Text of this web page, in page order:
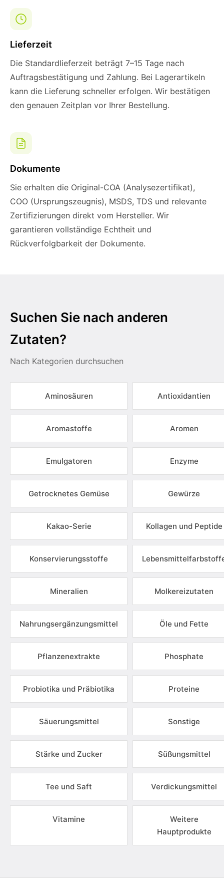
Lieferzeit
Die Standardlieferzeit beträgt 7–15 Tage nach
Auftragsbestätigung und Zahlung. Bei Lagerartikeln
kann die Lieferung schneller erfolgen. Wir bestätigen
den genauen Zeitplan vor Ihrer Bestellung.
Dokumente
Sie erhalten die Original-COA (Analysezertifikat),
COO (Ursprungszeugnis), MSDS, TDS und relevante
Zertifizierungen direkt vom Hersteller. Wir
garantieren vollständige Echtheit und
Rückverfolgbarkeit der Dokumente.
Suchen Sie nach anderen
Zutaten?
Nach Kategorien durchsuchen
Aminosäuren Antioxidantien
Aromastoffe Aromen
Emulgatoren Enzyme
Getrocknetes Gemüse Gewürze
Kakao-Serie Kollagen und Peptide
Konservierungsstoffe
Mineralien Molkereizutaten
Nahrungsergänzungsmittel Öle und Fette
Pflanzenextrakte Phosphate
Probiotika und Präbiotika Proteine
Säuerungsmittel Sonstige
Stärke und Zucker Süßungsmittel
Tee und Saft Verdickungsmittel
Vitamine
Weitere
Hauptprodukte